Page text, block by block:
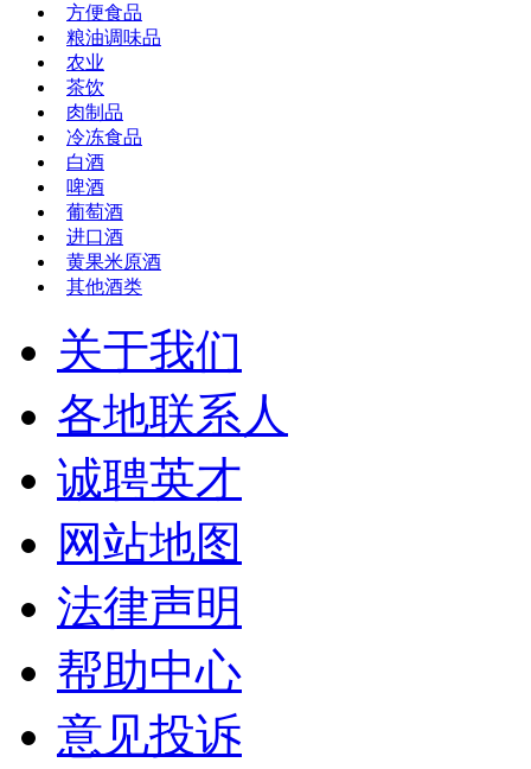
方便食品
粮油调味品
农业
茶饮
肉制品
冷冻食品
白酒
啤酒
葡萄酒
进口酒
黄果米原酒
其他酒类
关于我们
各地联系人
诚聘英才
网站地图
法律声明
帮助中心
意见投诉